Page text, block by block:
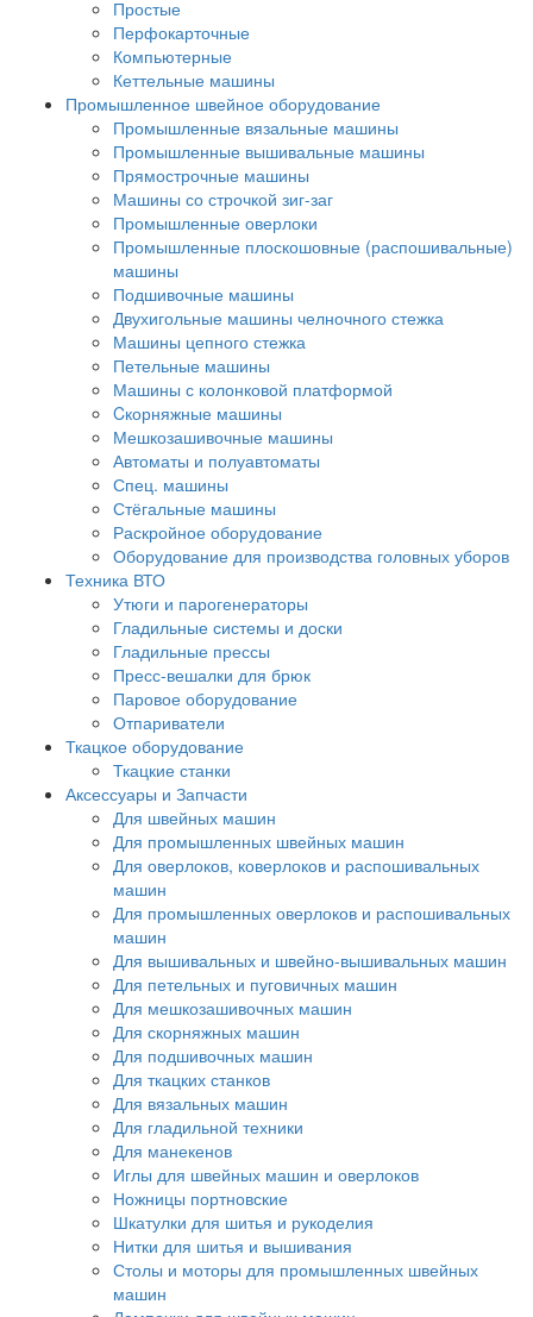
Простые
Перфокарточные
Компьютерные
Кеттельные машины
Промышленное швейное оборудование
Промышленные вязальные машины
Промышленные вышивальные машины
Прямострочные машины
Машины со строчкой зиг-заг
Промышленные оверлоки
Промышленные плоскошовные (распошивальные)
машины
Подшивочные машины
Двухигольные машины челночного стежка
Машины цепного стежка
Петельные машины
Машины с колонковой платформой
Cкорняжные машины
Мешкозашивочные машины
Автоматы и полуавтоматы
Спец. машины
Стёгальные машины
Раскройное оборудование
Оборудование для производства головных уборов
Техника ВТО
Утюги и парогенераторы
Гладильные системы и доски
Гладильные прессы
Пресс-вешалки для брюк
Паровое оборудование
Отпариватели
Ткацкое оборудование
Ткацкие станки
Аксессуары и Запчасти
Для швейных машин
Для промышленных швейных машин
Для оверлоков, коверлоков и распошивальных
машин
Для промышленных оверлоков и распошивальных
машин
Для вышивальных и швейно-вышивальных машин
Для петельных и пуговичных машин
Для мешкозашивочных машин
Для скорняжных машин
Для подшивочных машин
Для ткацких станков
Для вязальных машин
Для гладильной техники
Для манекенов
Иглы для швейных машин и оверлоков
Ножницы портновские
Шкатулки для шитья и рукоделия
Нитки для шитья и вышивания
Столы и моторы для промышленных швейных
машин